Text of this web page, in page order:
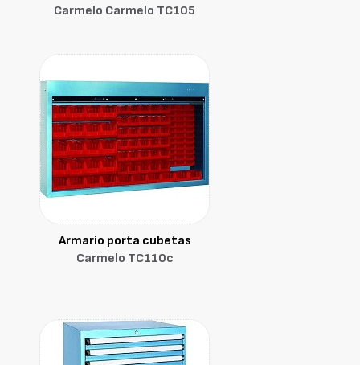
Carmelo Carmelo TC105
Armario porta cubetas
Carmelo TC110c